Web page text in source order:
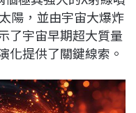
陽，並由宇宙大爆炸
了宇宙早期超大質量
化提供了關鍵線索。